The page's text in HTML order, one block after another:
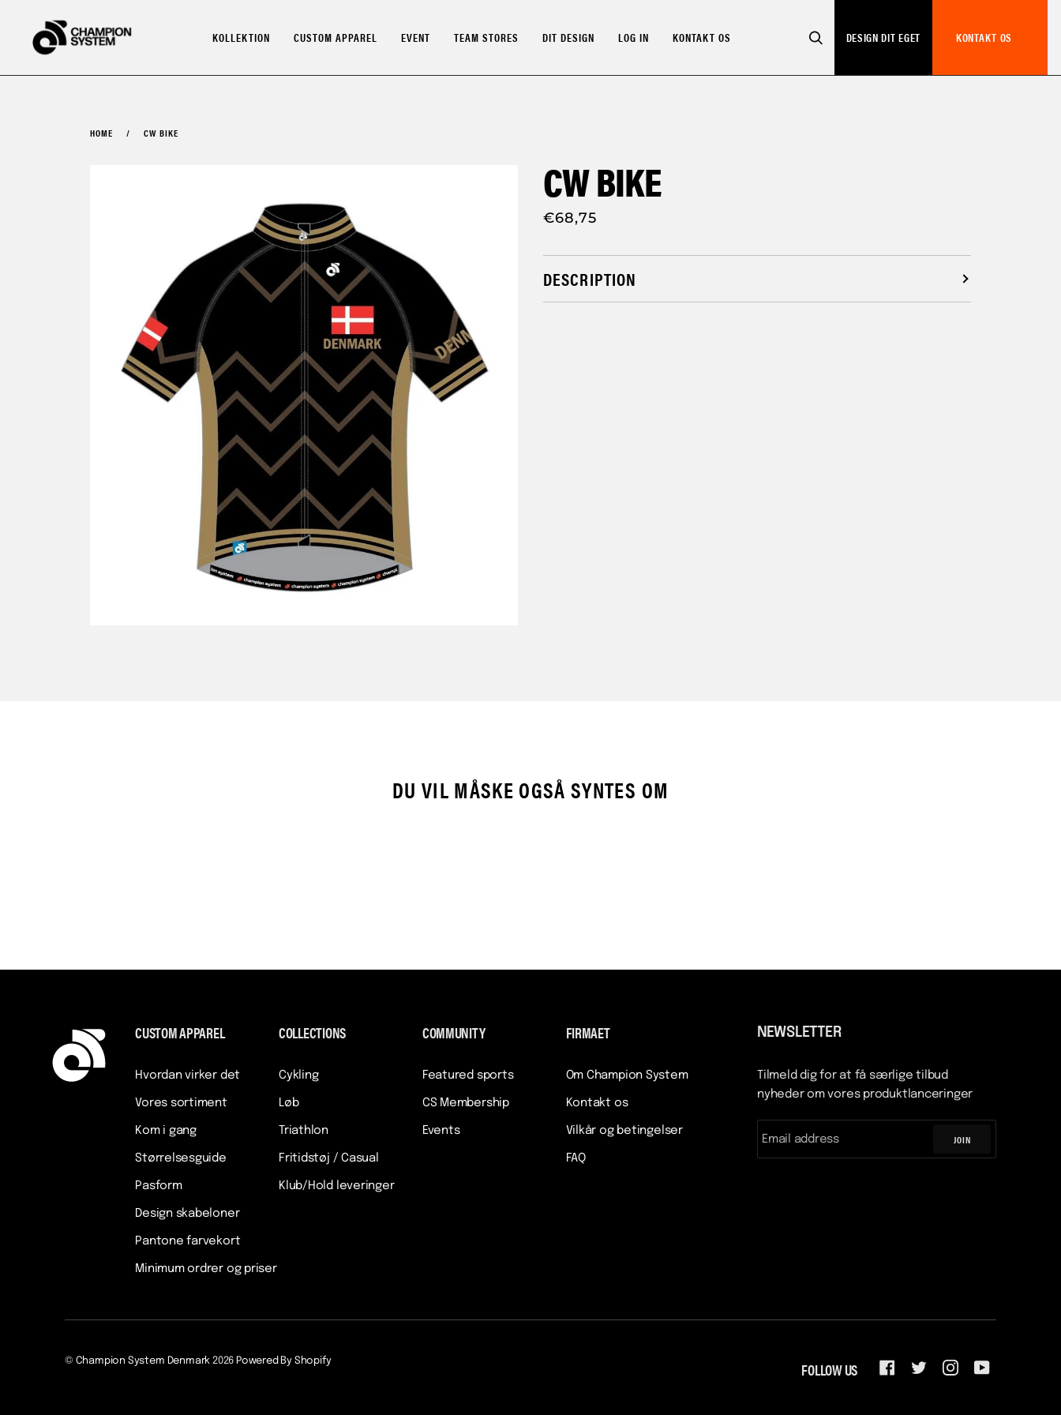
content
KOLLEKTION CUSTOM APPAREL EVENT TEAM STORES DIT DESIGN LOG IN KONTAKT OS SEARCH DESIGN DIT EGET KONTAKT OS
HOME / CW BIKE
CW BIKE
€68,75
DESCRIPTION
DU VIL MÅSKE OGSÅ SYNTES OM
CUSTOM APPAREL
Hvordan virker det
Vores sortiment
Kom i gang
Størrelsesguide
Pasform
Design skabeloner
Pantone farvekort
Minimum ordrer og priser
COLLECTIONS
Cykling
Løb
Triathlon
Fritidstøj / Casual
Klub/Hold leveringer
COMMUNITY
Featured sports
CS Membership
Events
FIRMAET
Om Champion System
Kontakt os
Vilkår og betingelser
FAQ
NEWSLETTER
Tilmeld dig for at få særlige tilbud
nyheder om vores produktlanceringer
JOIN
© Champion System Denmark 2026 Powered By Shopify FOLLOW US FACEBOOK
TWITTERINSTAGRAM
YOUTUBE